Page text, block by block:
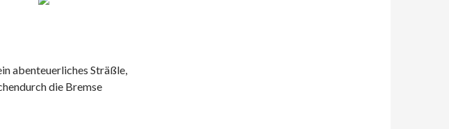
abenteuerliches Sträßle,
die Bremse